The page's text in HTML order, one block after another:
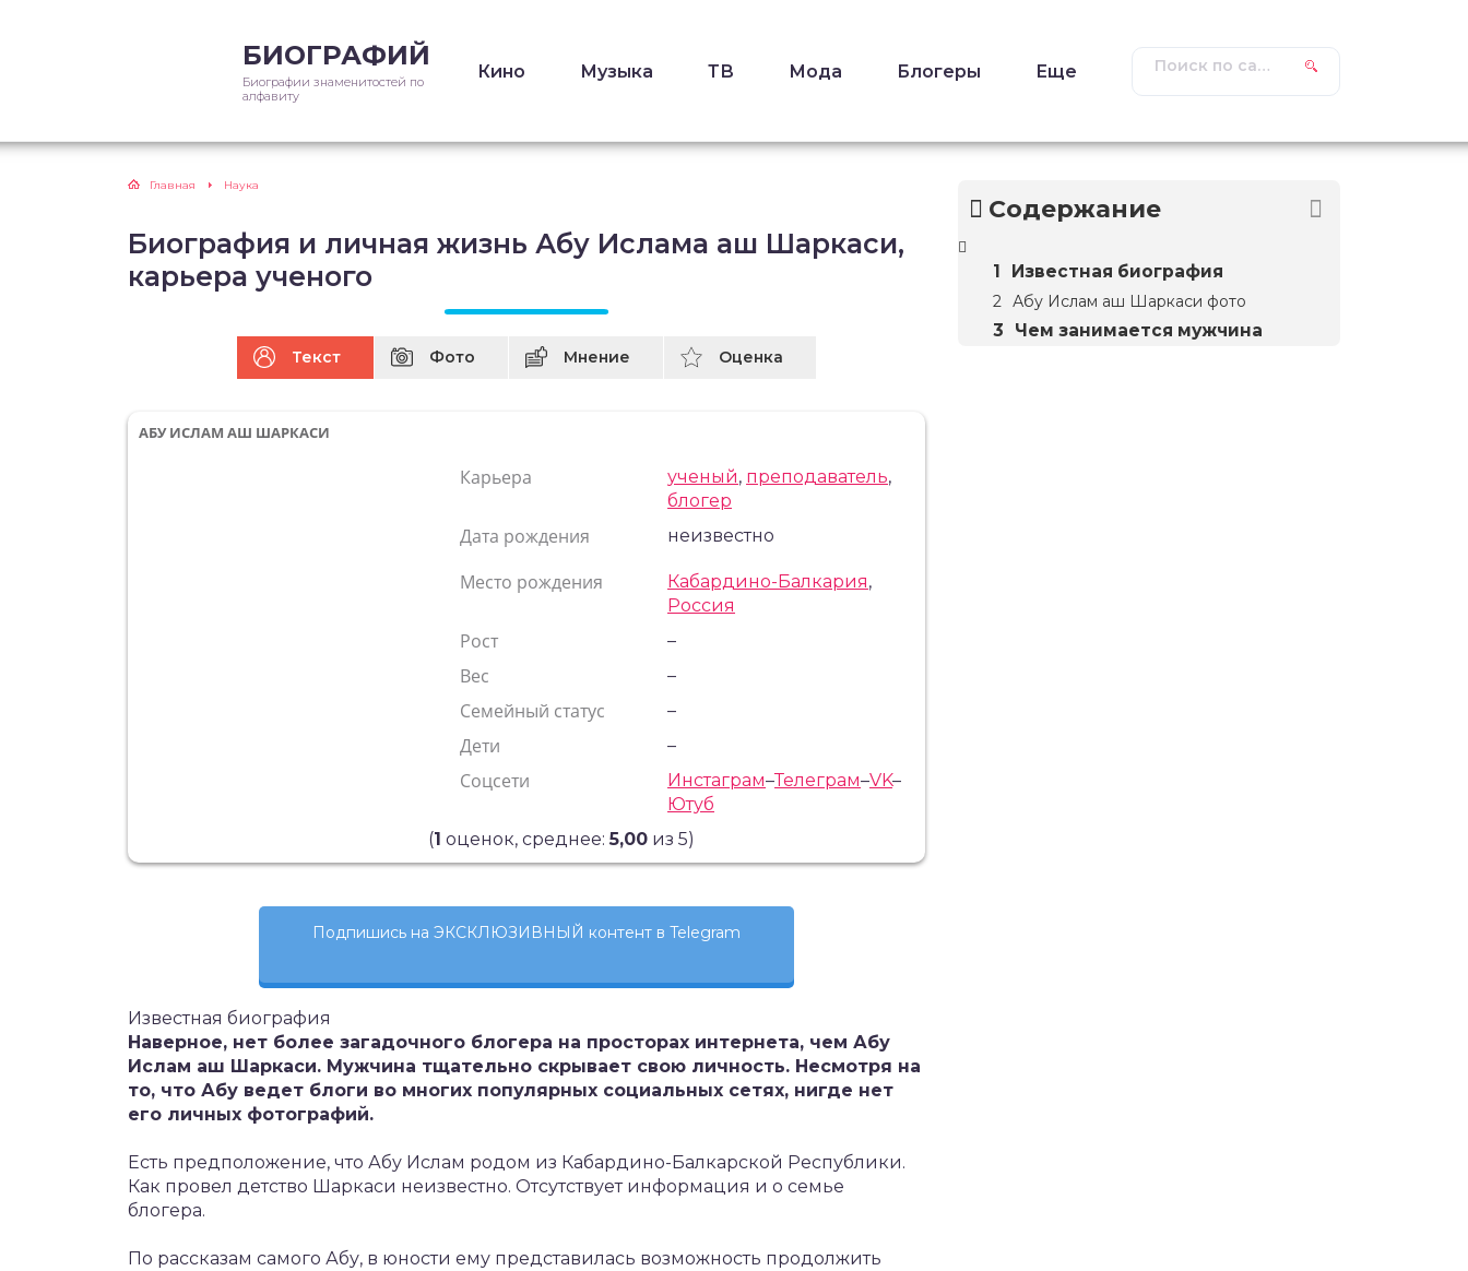
БИОГРАФИЙ
Биографии знаменитостей по
алфавиту
Кино Музыка ТВ Мода Блогеры Еще
Главная Наука
Биография и личная жизнь Абу Ислама аш Шаркаси,
карьера ученого
Текст Фото Мнение Оценка
АБУ ИСЛАМ АШ ШАРКАСИ
Карьера ученый, преподаватель,
блогер
Дата рождения неизвестно
Место рождения Кабардино-Балкария,
Россия
Рост –
Вес –
Семейный статус –
Дети –
Соцсети Инстаграм–Телеграм–VK–
Ютуб
(1 оценок, среднее:5,00 из 5)
Подпишись на ЭКСКЛЮЗИВНЫЙ контент в Telegram
Известная биография
Наверное, нет более загадочного блогера на просторах интернета, чем Абу
Ислам аш Шаркаси. Мужчина тщательно скрывает свою личность. Несмотря на
то, что Абу ведет блоги во многих популярных социальных сетях, нигде нет
его личных фотографий.
Есть предположение, что Абу Ислам родом из Кабардино-Балкарской Республики.
Как провел детство Шаркаси неизвестно. Отсутствует информация и о семье
блогера.
По рассказам самого Абу, в юности ему представилась возможность продолжить
Содержание
Известная биография
Абу Ислам аш Шаркаси фото
Чем занимается мужчина